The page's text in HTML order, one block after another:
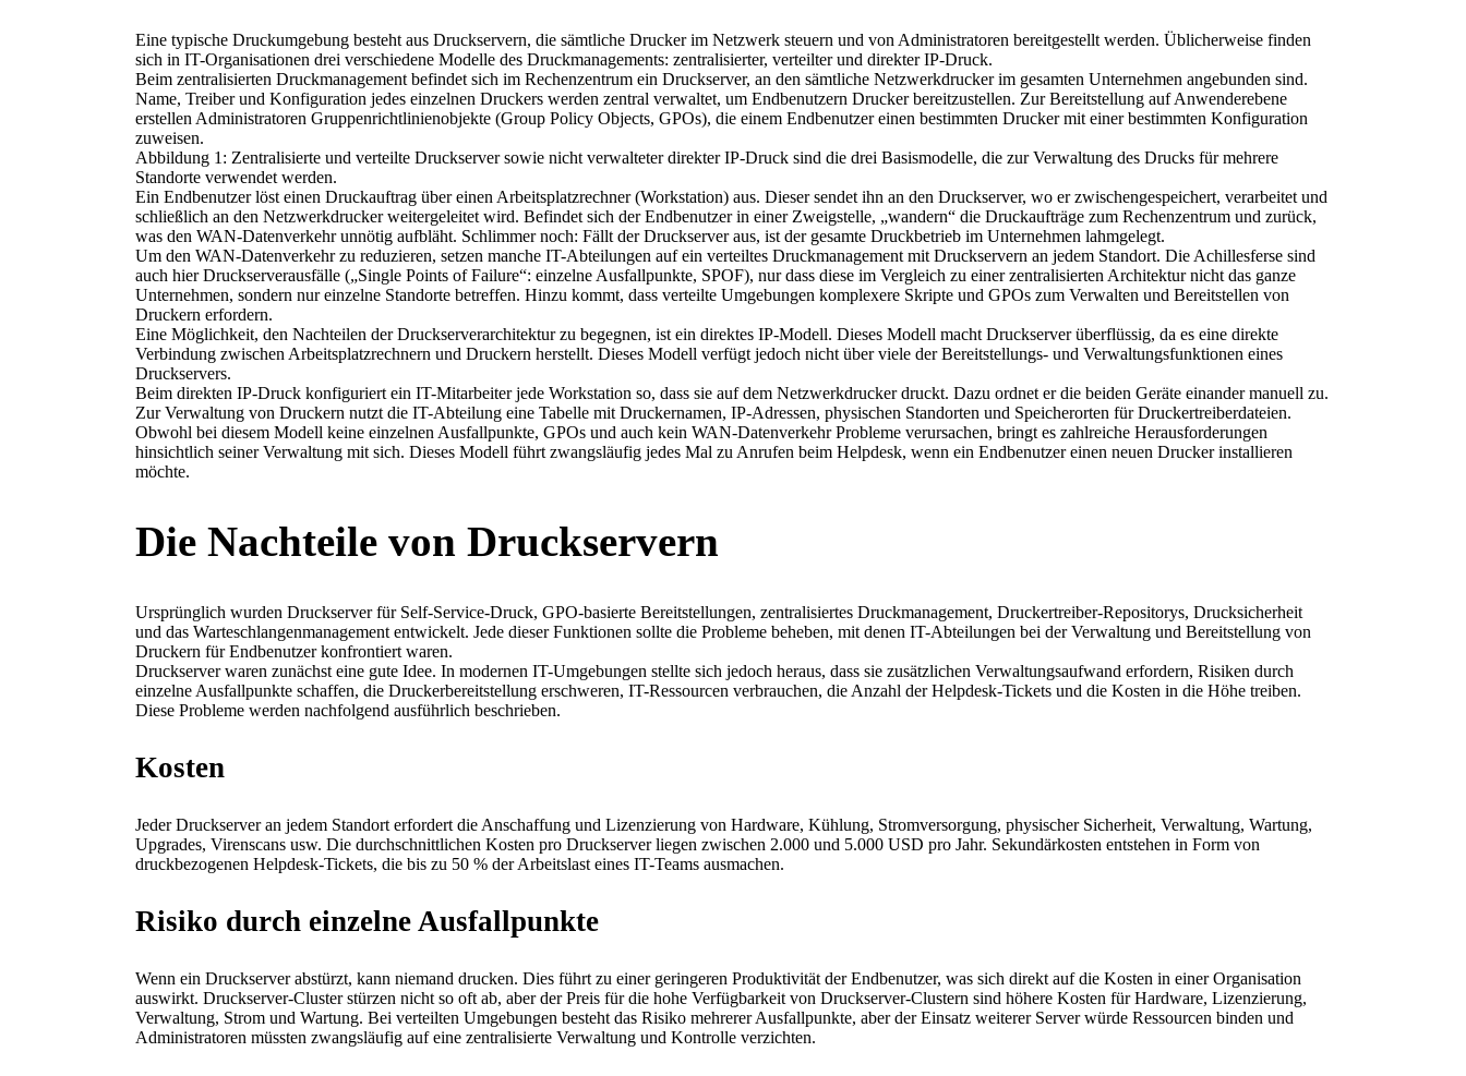
Eine typische Druckumgebung besteht aus Druckservern, die sämtliche Drucker im Netzwerk steuern und von Administratoren bereitgestellt werden. Üblicherweise finden
sich in IT-Organisationen drei verschiedene Modelle des Druckmanagements: zentralisierter, verteilter und direkter IP-Druck.
Beim zentralisierten Druckmanagement befindet sich im Rechenzentrum ein Druckserver, an den sämtliche Netzwerkdrucker im gesamten Unternehmen angebunden sind.
Name, Treiber und Konfiguration jedes einzelnen Druckers werden zentral verwaltet, um Endbenutzern Drucker bereitzustellen. Zur Bereitstellung auf Anwenderebene
erstellen Administratoren Gruppenrichtlinienobjekte (Group Policy Objects, GPOs), die einem Endbenutzer einen bestimmten Drucker mit einer bestimmten Konfiguration
zuweisen.
Abbildung 1: Zentralisierte und verteilte Druckserver sowie nicht verwalteter direkter IP-Druck sind die drei Basismodelle, die zur Verwaltung des Drucks für mehrere
Standorte verwendet werden.
Ein Endbenutzer löst einen Druckauftrag über einen Arbeitsplatzrechner (Workstation) aus. Dieser sendet ihn an den Druckserver, wo er zwischengespeichert, verarbeitet und
schließlich an den Netzwerkdrucker weitergeleitet wird. Befindet sich der Endbenutzer in einer Zweigstelle, „wandern“ die Druckaufträge zum Rechenzentrum und zurück,
was den WAN-Datenverkehr unnötig aufbläht. Schlimmer noch: Fällt der Druckserver aus, ist der gesamte Druckbetrieb im Unternehmen lahmgelegt.
Um den WAN-Datenverkehr zu reduzieren, setzen manche IT-Abteilungen auf ein verteiltes Druckmanagement mit Druckservern an jedem Standort. Die Achillesferse sind
auch hier Druckserverausfälle („Single Points of Failure“: einzelne Ausfallpunkte, SPOF), nur dass diese im Vergleich zu einer zentralisierten Architektur nicht das ganze
Unternehmen, sondern nur einzelne Standorte betreffen. Hinzu kommt, dass verteilte Umgebungen komplexere Skripte und GPOs zum Verwalten und Bereitstellen von
Druckern erfordern.
Eine Möglichkeit, den Nachteilen der Druckserverarchitektur zu begegnen, ist ein direktes IP-Modell. Dieses Modell macht Druckserver überflüssig, da es eine direkte
Verbindung zwischen Arbeitsplatzrechnern und Druckern herstellt. Dieses Modell verfügt jedoch nicht über viele der Bereitstellungs- und Verwaltungsfunktionen eines
Druckservers.
Beim direkten IP-Druck konfiguriert ein IT-Mitarbeiter jede Workstation so, dass sie auf dem Netzwerkdrucker druckt. Dazu ordnet er die beiden Geräte einander manuell zu.
Zur Verwaltung von Druckern nutzt die IT-Abteilung eine Tabelle mit Druckernamen, IP-Adressen, physischen Standorten und Speicherorten für Druckertreiberdateien.
Obwohl bei diesem Modell keine einzelnen Ausfallpunkte, GPOs und auch kein WAN-Datenverkehr Probleme verursachen, bringt es zahlreiche Herausforderungen
hinsichtlich seiner Verwaltung mit sich. Dieses Modell führt zwangsläufig jedes Mal zu Anrufen beim Helpdesk, wenn ein Endbenutzer einen neuen Drucker installieren
möchte.
Die Nachteile von Druckservern
Ursprünglich wurden Druckserver für Self-Service-Druck, GPO-basierte Bereitstellungen, zentralisiertes Druckmanagement, Druckertreiber-Repositorys, Drucksicherheit
und das Warteschlangenmanagement entwickelt. Jede dieser Funktionen sollte die Probleme beheben, mit denen IT-Abteilungen bei der Verwaltung und Bereitstellung von
Druckern für Endbenutzer konfrontiert waren.
Druckserver waren zunächst eine gute Idee. In modernen IT-Umgebungen stellte sich jedoch heraus, dass sie zusätzlichen Verwaltungsaufwand erfordern, Risiken durch
einzelne Ausfallpunkte schaffen, die Druckerbereitstellung erschweren, IT-Ressourcen verbrauchen, die Anzahl der Helpdesk-Tickets und die Kosten in die Höhe treiben.
Diese Probleme werden nachfolgend ausführlich beschrieben.
Kosten
Jeder Druckserver an jedem Standort erfordert die Anschaffung und Lizenzierung von Hardware, Kühlung, Stromversorgung, physischer Sicherheit, Verwaltung, Wartung,
Upgrades, Virenscans usw. Die durchschnittlichen Kosten pro Druckserver liegen zwischen 2.000 und 5.000 USD pro Jahr. Sekundärkosten entstehen in Form von
druckbezogenen Helpdesk-Tickets, die bis zu 50 % der Arbeitslast eines IT-Teams ausmachen.
Risiko durch einzelne Ausfallpunkte
Wenn ein Druckserver abstürzt, kann niemand drucken. Dies führt zu einer geringeren Produktivität der Endbenutzer, was sich direkt auf die Kosten in einer Organisation
auswirkt. Druckserver-Cluster stürzen nicht so oft ab, aber der Preis für die hohe Verfügbarkeit von Druckserver-Clustern sind höhere Kosten für Hardware, Lizenzierung,
Verwaltung, Strom und Wartung. Bei verteilten Umgebungen besteht das Risiko mehrerer Ausfallpunkte, aber der Einsatz weiterer Server würde Ressourcen binden und
Administratoren müssten zwangsläufig auf eine zentralisierte Verwaltung und Kontrolle verzichten.